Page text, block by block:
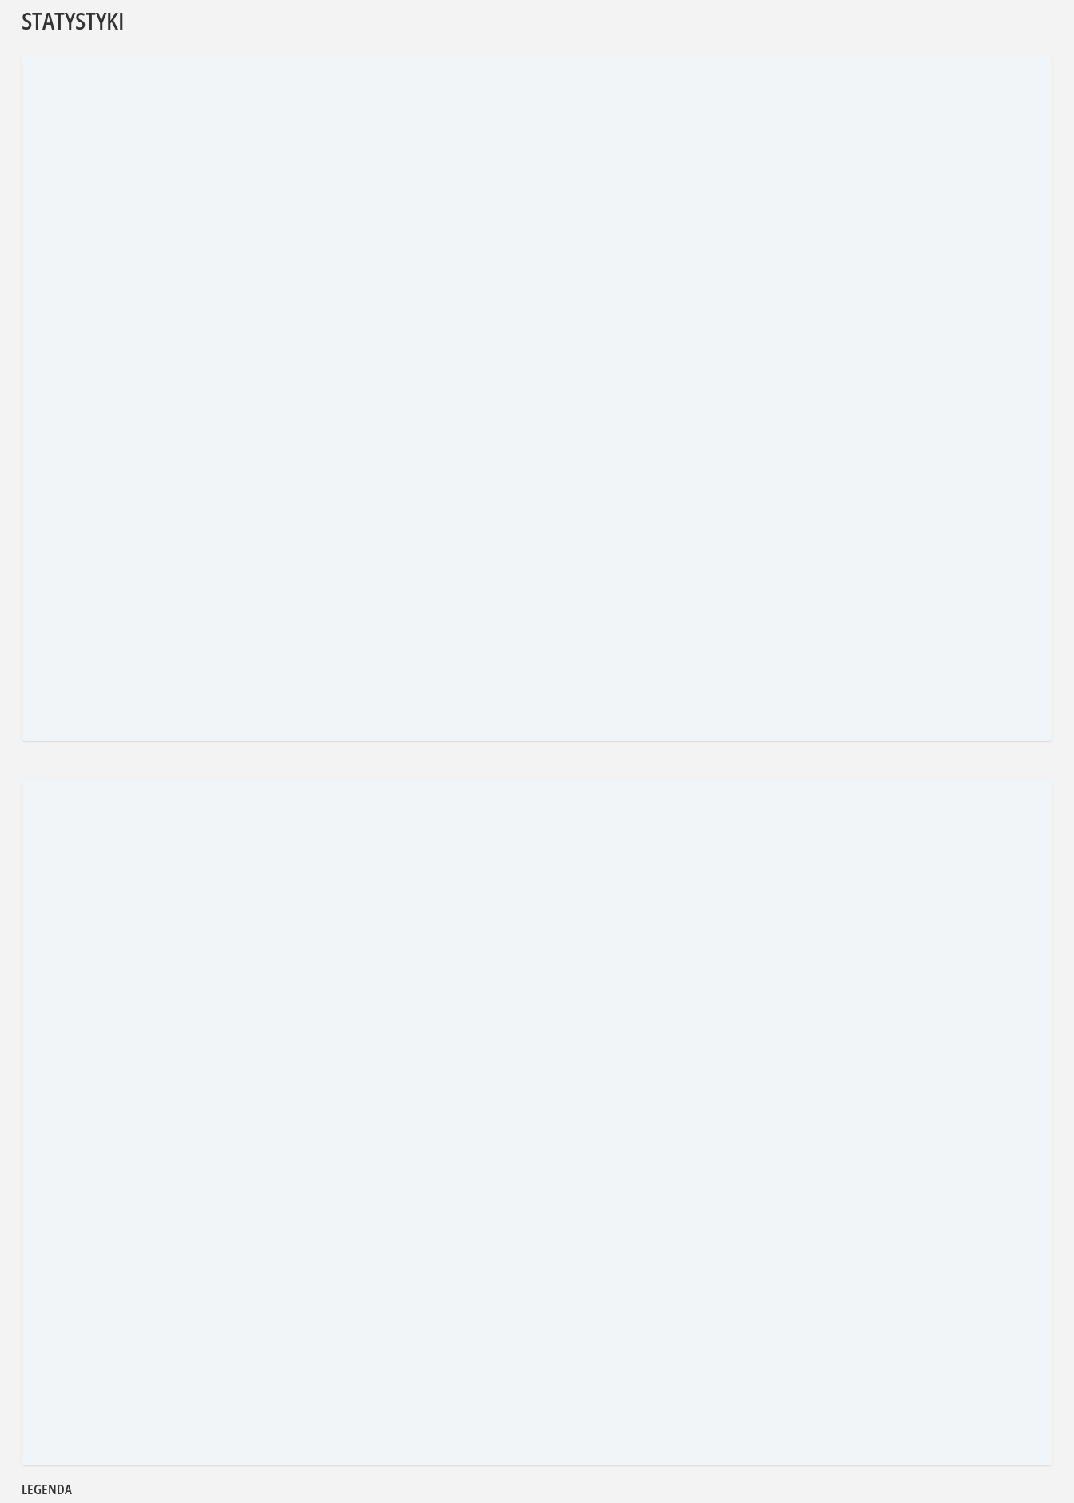
STATYSTYKI
LEGENDA